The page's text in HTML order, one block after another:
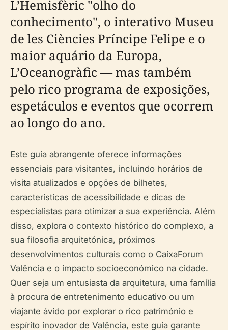
L’Hemisfèric "olho do
conhecimento", o interativo Museu
de les Ciències Príncipe Felipe e o
maior aquário da Europa,
L’Oceanogràfic — mas também
pelo rico programa de exposições,
espetáculos e eventos que ocorrem
ao longo do ano.
Este guia abrangente oferece informações
essenciais para visitantes, incluindo horários de
visita atualizados e opções de bilhetes,
características de acessibilidade e dicas de
especialistas para otimizar a sua experiência. Além
disso, explora o contexto histórico do complexo, a
sua filosofia arquitetónica, próximos
desenvolvimentos culturais como o CaixaForum
Valência e o impacto socioeconómico na cidade.
Quer seja um entusiasta da arquitetura, uma família
à procura de entretenimento educativo ou um
viajante ávido por explorar o rico património e
espírito inovador de Valência, este guia garante